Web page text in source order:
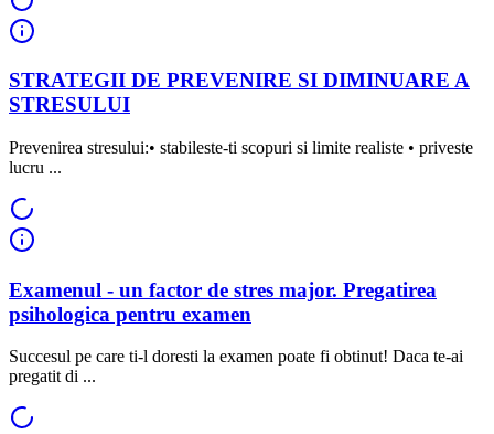
STRATEGII DE PREVENIRE SI DIMINUARE A
STRESULUI
Prevenirea stresului:• stabileste-ti scopuri si limite realiste • priveste
lucru ...
Examenul - un factor de stres major. Pregatirea
psihologica pentru examen
Succesul pe care ti-l doresti la examen poate fi obtinut! Daca te-ai
pregatit di ...